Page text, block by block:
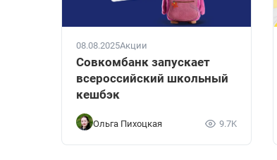
08.08.2025Акции
Совкомбанк запускает
всероссийский школьный
кешбэк
Ольга Пихоцкая 9.7K